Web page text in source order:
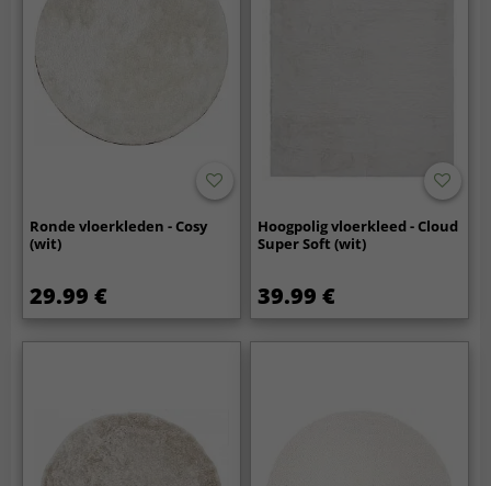
Ronde vloerkleden - Cosy
(wit)
29.99 €
Hoogpolig vloerkleed - Cloud
Super Soft (wit)
39.99 €